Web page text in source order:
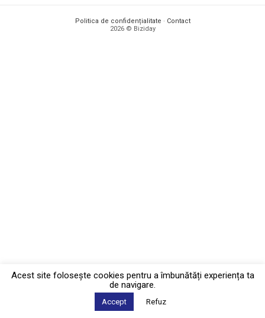
Politica de confidențialitate · Contact
2026 © Biziday
Acest site foloseşte cookies pentru a îmbunătăți experiența ta
de navigare.
Accept Refuz